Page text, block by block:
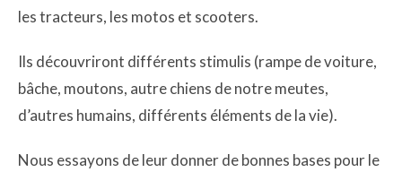
les tracteurs, les motos et scooters.
Ils découvriront différents stimulis (rampe de voiture,
bâche, moutons, autre chiens de notre meutes,
d’autres humains, différents éléments de la vie).
Nous essayons de leur donner de bonnes bases pour le